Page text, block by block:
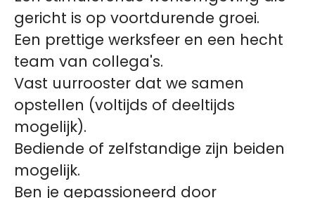
gericht is op voortdurende groei.
Een prettige werksfeer en een hecht
team van collega's.
Vast uurrooster dat we samen
opstellen (voltijds of deeltijds
mogelijk).
Bediende of zelfstandige zijn beiden
mogelijk.
Ben je gepassioneerd door